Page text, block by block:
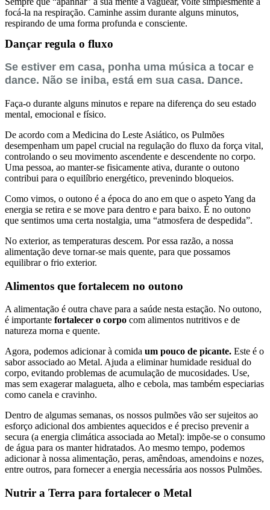
focá-la na respiração. Caminhe assim durante alguns minutos,
respirando de uma forma profunda e consciente.
Dançar regula o fluxo
Se estiver em casa, ponha uma música a tocar e
dance. Não se iniba, está em sua casa. Dance.
Faça-o durante alguns minutos e repare na diferença do seu estado
mental, emocional e físico.
De acordo com a Medicina do Leste Asiático, os Pulmões
desempenham um papel crucial na regulação do fluxo da força vital,
controlando o seu movimento ascendente e descendente no corpo.
Uma pessoa, ao manter-se fisicamente ativa, durante o outono
contribui para o equilíbrio energético, prevenindo bloqueios.
Como vimos, o outono é a época do ano em que o aspeto Yang da
energia se retira e se move para dentro e para baixo. É no outono
que sentimos uma certa nostalgia, uma “atmosfera de despedida”.
No exterior, as temperaturas descem. Por essa razão, a nossa
alimentação deve tornar-se mais quente, para que possamos
equilibrar o frio exterior.
Alimentos que fortalecem no outono
A alimentação é outra chave para a saúde nesta estação. No outono,
é importante fortalecer o corpo com alimentos nutritivos e de
natureza morna e quente.
Agora, podemos adicionar à comida um pouco de picante. Este é o
sabor associado ao Metal. Ajuda a eliminar humidade residual do
corpo, evitando problemas de acumulação de mucosidades. Use,
mas sem exagerar malagueta, alho e cebola, mas também especiarias
como canela e cravinho.
Dentro de algumas semanas, os nossos pulmões vão ser sujeitos ao
esforço adicional dos ambientes aquecidos e é preciso prevenir a
secura (a energia climática associada ao Metal): impõe-se o consumo
de água para os manter hidratados. Ao mesmo tempo, podemos
adicionar à nossa alimentação, peras, amêndoas, amendoins e nozes,
entre outros, para fornecer a energia necessária aos nossos Pulmões.
Nutrir a Terra para fortalecer o Metal